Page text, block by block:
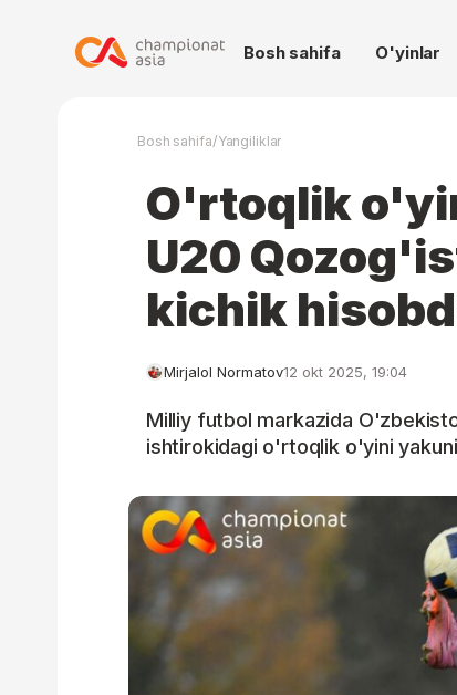
Bosh sahifa O'yinlar
Bosh sahifa/Yangiliklar
O'rtoqlik
U20
kichik
Mirjalol Normatov12 okt 2025, 19:04
Milliy futbol markazida
ishtirokidagi o'rtoqlik o'yini